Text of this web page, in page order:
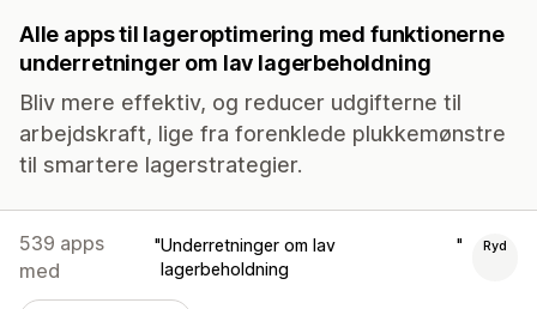
Alle apps til lageroptimering med funktionerne
underretninger om lav lagerbeholdning
Bliv mere effektiv, og reducer udgifterne til
arbejdskraft, lige fra forenklede plukkemønstre
til smartere lagerstrategier.
539 apps
med
Underretninger om lav
lagerbeholdning
Ryd